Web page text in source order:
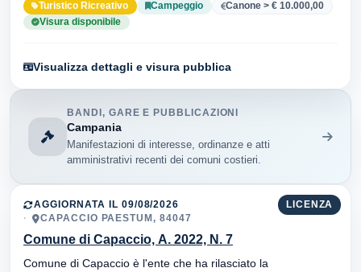
Turistico Ricreativo Campeggio
Canone > € 10.000,00
Visura disponibile
Visualizza dettagli e visura pubblica
BANDI, GARE E PUBBLICAZIONI
Campania
Manifestazioni di interesse, ordinanze e atti
amministrativi recenti dei comuni costieri.
LICENZA
AGGIORNATA IL 09/08/2026
CAPACCIO PAESTUM, 84047
Comune di Capaccio, A. 2022, N. 7
Comune di Capaccio è l'ente che ha rilasciato la